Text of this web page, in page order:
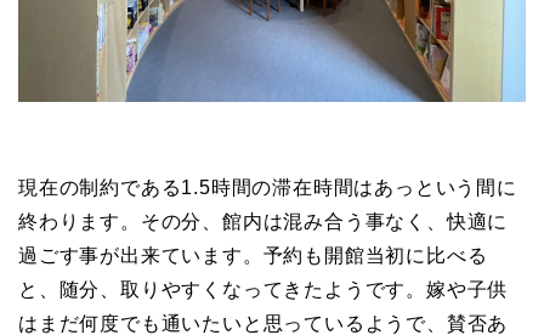
現在の制約である1.5時間の滞在時間はあっという間に
終わります。その分、館内は混み合う事なく、快適に
過ごす事が出来ています。予約も開館当初に比べる
と、随分、取りやすくなってきたようです。嫁や子供
はまだ何度でも通いたいと思っているようで、賛否あ